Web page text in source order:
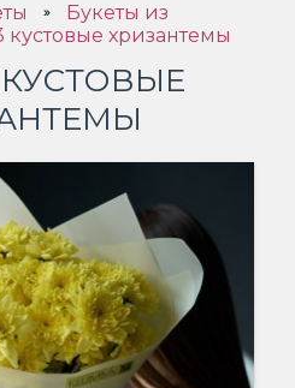
»
Букеты из
кустовые хризантемы
КУСТОВЫЕ